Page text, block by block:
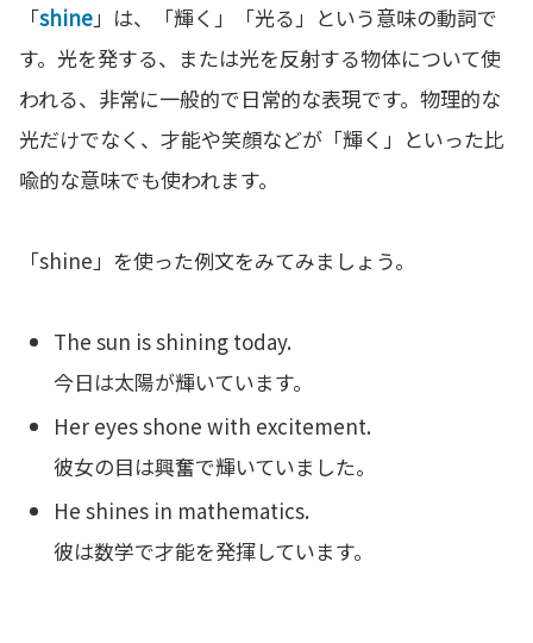
「shine」は、「輝く」「光る」という意味の動詞で
す。光を発する、または光を反射する物体について使
われる、非常に一般的で日常的な表現です。物理的な
光だけでなく、才能や笑顔などが「輝く」といった比
喩的な意味でも使われます。
「shine」を使った例文をみてみましょう。
The sun is shining today.
今日は太陽が輝いています。
Her eyes shone with excitement.
彼女の目は興奮で輝いていました。
He shines in mathematics.
彼は数学で才能を発揮しています。